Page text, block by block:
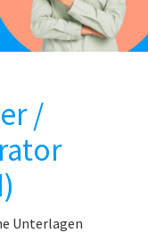
/
Unterlagen